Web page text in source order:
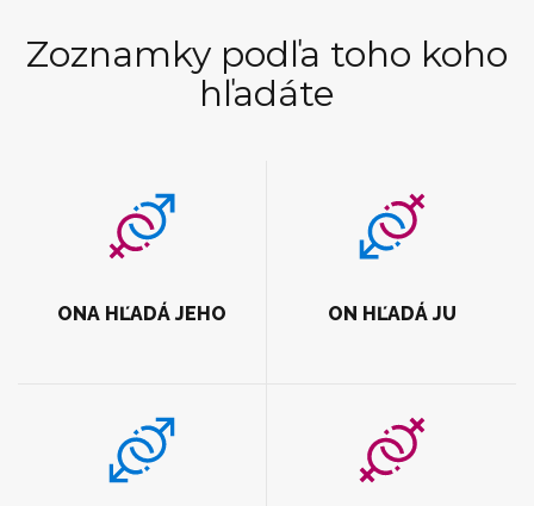
Zoznamky podľa toho koho
hľadáte
ONA HĽADÁ JEHO ON HĽADÁ JU